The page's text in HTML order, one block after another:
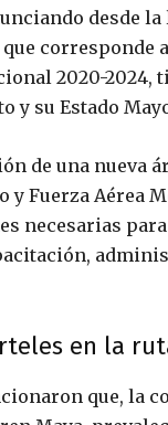
desde
corresponde
2020-
y su Estado
de una nueva
y Fuerza Aérea
necesarias
en la
que, la